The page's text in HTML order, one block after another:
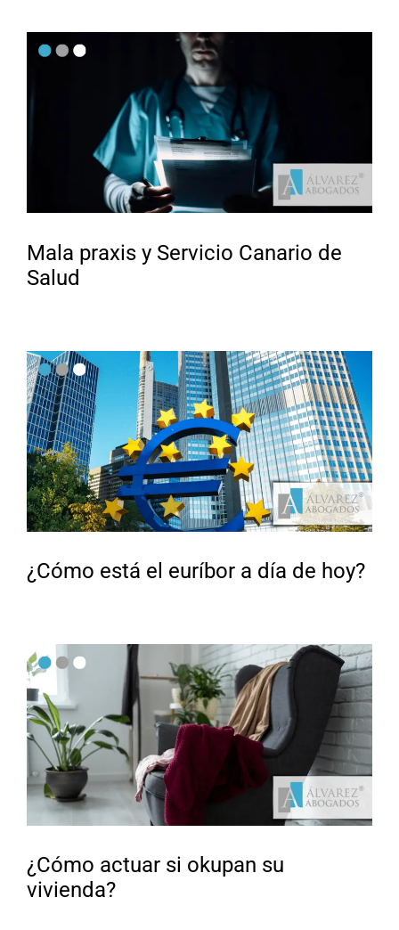
Mala praxis y Servicio Canario de
Salud
¿Cómo está el euríbor a día de hoy?
¿Cómo actuar si okupan su
vivienda?